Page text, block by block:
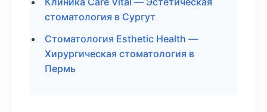
стоматология в Сургут
Стоматология Esthetic Health —
Хирургическая стоматология в
Пермь